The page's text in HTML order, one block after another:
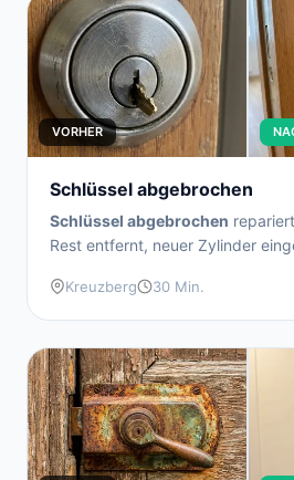
VORHER
Schlüssel abgebrochen
Schlüssel abgebrochen
Rest entfernt, neuer Zylinder
Kreuzberg 30 Min.